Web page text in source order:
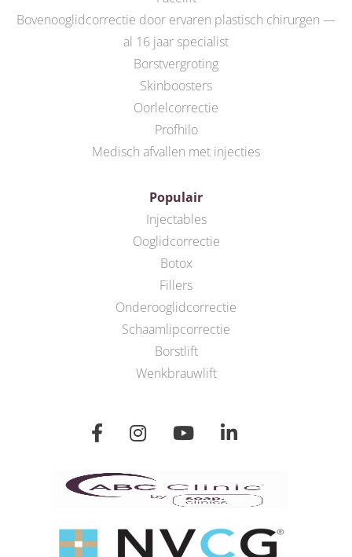
Bovenooglidcorrectie door ervaren plastisch chirurgen —
al 16 jaar specialist
Borstvergroting
Skinboosters
Oorlelcorrectie
Profhilo
Medisch afvallen met injecties
Populair
Injectables
Ooglidcorrectie
Botox
Fillers
Onderooglidcorrectie
Schaamlipcorrectie
Borstlift
Wenkbrauwlift